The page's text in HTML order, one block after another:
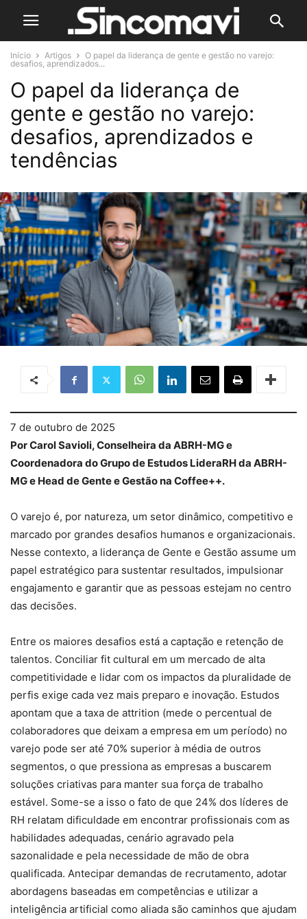
Início Artigos
O papel da liderança de gente e gestão no varejo:
desafios, aprendizados...
O papel da liderança de
gente e gestão no varejo:
desafios, aprendizados e
tendências
7 de outubro de 2025
Por Carol Savioli, Conselheira da ABRH-MG e
Coordenadora do Grupo de Estudos LideraRH da ABRH-
MG e Head de Gente e Gestão na Coffee++.
O varejo é, por natureza, um setor dinâmico, competitivo e
marcado por grandes desafios humanos e organizacionais.
Nesse contexto, a liderança de Gente e Gestão assume um
papel estratégico para sustentar resultados, impulsionar
engajamento e garantir que as pessoas estejam no centro
das decisões.
Entre os maiores desafios está a captação e retenção de
talentos. Conciliar fit cultural em um mercado de alta
competitividade e lidar com os impactos da pluralidade de
perfis exige cada vez mais preparo e inovação. Estudos
apontam que a taxa de attrition (mede o percentual de
colaboradores que deixam a empresa em um período) no
varejo pode ser até 70% superior à média de outros
segmentos, o que pressiona as empresas a buscarem
soluções criativas para manter sua força de trabalho
estável. Some-se a isso o fato de que 24% dos líderes de
RH relatam dificuldade em encontrar profissionais com as
habilidades adequadas, cenário agravado pela
sazonalidade e pela necessidade de mão de obra
qualificada. Antecipar demandas de recrutamento, adotar
abordagens baseadas em competências e utilizar a
inteligência artificial como aliada são caminhos que ajudam